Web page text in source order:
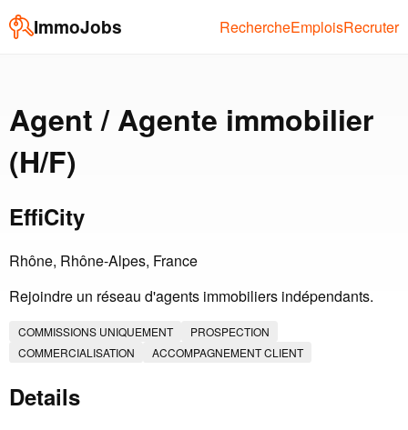
ImmoJobs RechercheEmploisRecruter
Agent / Agente immobilier
(H/F)
EffiCity
Rhône, Rhône-Alpes, France
Rejoindre un réseau d'agents immobiliers indépendants.
COMMISSIONS UNIQUEMENT
PROSPECTION
COMMERCIALISATION
ACCOMPAGNEMENT CLIENT
Details